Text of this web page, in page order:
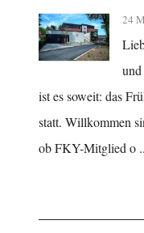
24
ist es soweit: das
statt. Willkommen
ob FKY-Mitglied o